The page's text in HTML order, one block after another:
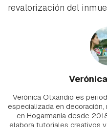
revalorización del
Verónica Otxandio es
especializada en
en Hogarmania desde
elabora tutoriales creativos